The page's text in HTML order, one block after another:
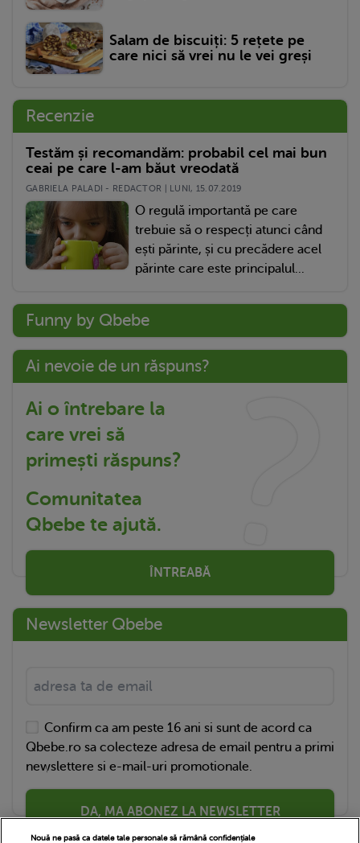
Salam de biscuiți: 5 rețete pe
care nici să vrei nu le vei greși
Recenzie
Testăm și recomandăm: probabil cel mai bun
ceai pe care l-am băut vreodată
GABRIELA PALADI - REDACTOR | LUNI, 15.07.2019
O regulă importantă pe care
trebuie să o respecți atunci când
ești părinte, și cu precădere acel
părinte care este principalul...
Funny by Qbebe
Ai nevoie de un răspuns?
Ai o întrebare la
care vrei să
primești răspuns?
Comunitatea
Qbebe te ajută.
ÎNTREABĂ
Newsletter Qbebe
Confirm ca am peste 16 ani si sunt de acord ca
Qbebe.ro sa colecteze adresa de email pentru a primi
newslettere si e-mail-uri promotionale.
DA, MA ABONEZ LA NEWSLETTER
Nouă ne pasă ca datele tale personale să rămână confidențiale